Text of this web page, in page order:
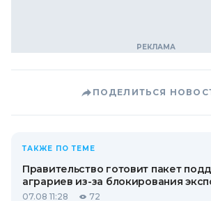
ПОДЕЛИТЬСЯ
ТАКЖЕ ПО ТЕМЕ
Правительство готовит пакет
аграриев из-за блокирования
07.08 11:28 72